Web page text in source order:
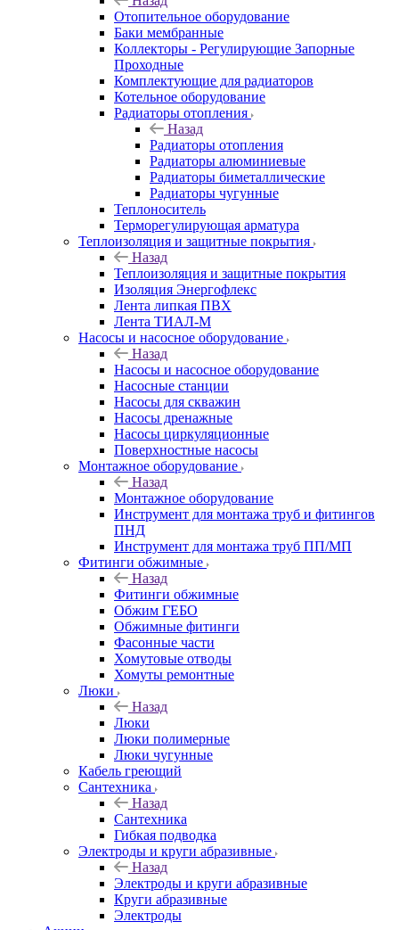
Отопительное оборудование
Баки мембранные
Коллекторы - Регулирующие Запорные
Проходные
Комплектующие для радиаторов
Котельное оборудование
Радиаторы отопления
Назад
Радиаторы отопления
Радиаторы алюминиевые
Радиаторы биметаллические
Радиаторы чугунные
Теплоноситель
Терморегулирующая арматура
Теплоизоляция и защитные покрытия
Назад
Теплоизоляция и защитные покрытия
Изоляция Энергофлекс
Лента липкая ПВХ
Лента ТИАЛ-М
Насосы и насосное оборудование
Назад
Насосы и насосное оборудование
Насосные станции
Насосы для скважин
Насосы дренажные
Насосы циркуляционные
Поверхностные насосы
Монтажное оборудование
Назад
Монтажное оборудование
Инструмент для монтажа труб и фитингов
ПНД
Инструмент для монтажа труб ПП/МП
Фитинги обжимные
Назад
Фитинги обжимные
Обжим ГЕБО
Обжимные фитинги
Фасонные части
Хомутовые отводы
Хомуты ремонтные
Люки
Назад
Люки
Люки полимерные
Люки чугунные
Кабель греющий
Сантехника
Назад
Сантехника
Гибкая подводка
Электроды и круги абразивные
Назад
Электроды и круги абразивные
Круги абразивные
Электроды